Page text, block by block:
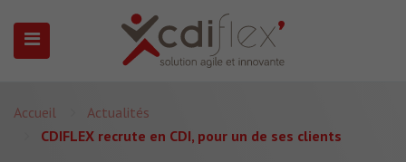
SUBMENU (PRÉSENTATION)
Accueil
Actualités
CDIFLEX recrute en CDI, pour un de ses clients